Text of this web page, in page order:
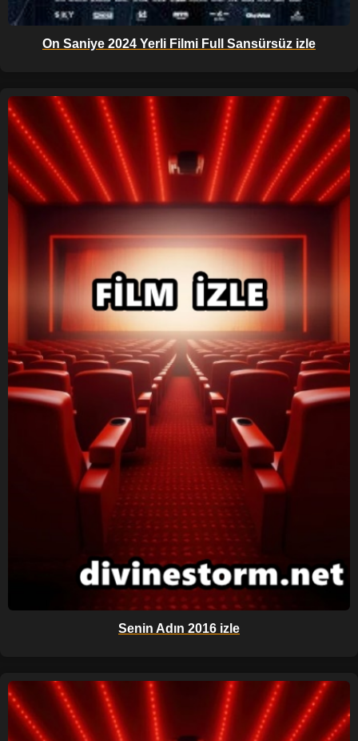
On Saniye 2024 Yerli Filmi Full Sansürsüz izle
Senin Adın 2016 izle